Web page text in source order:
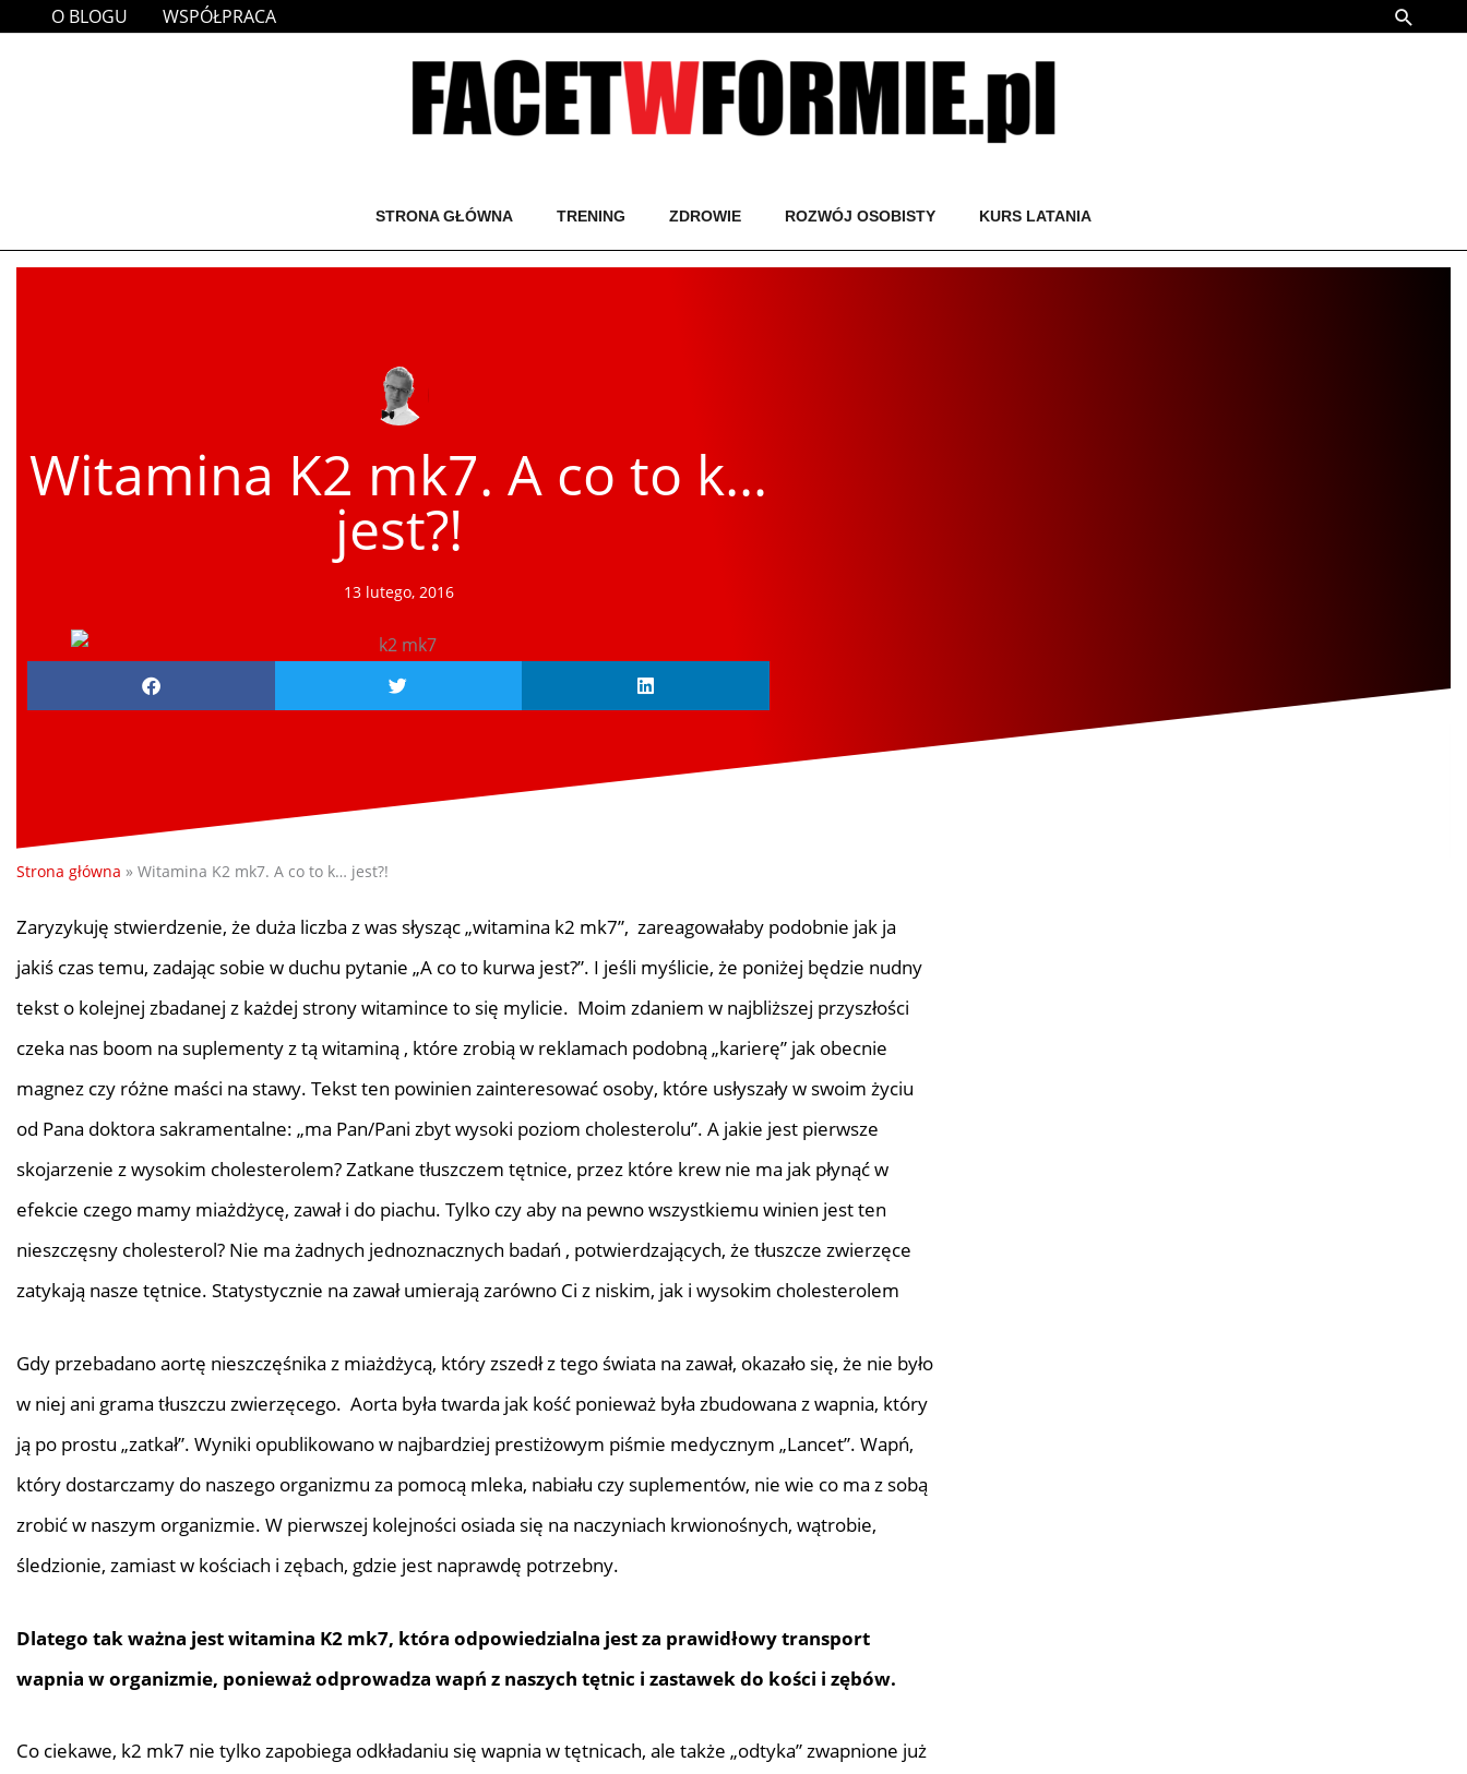
PrzejdźO BLOGU WSPÓŁPRACA
STRONA GŁÓWNA TRENING ZDROWIE ROZWÓJ OSOBISTY KURS LATANIA
Witamina K2 mk7. A co to k…
jest?!
13 lutego, 2016
Strona główna » Witamina K2 mk7. A co to k… jest?!
Zaryzykuję stwierdzenie, że duża liczba z was słysząc „witamina k2 mk7”, zareagowałaby podobnie jak ja
jakiś czas temu, zadając sobie w duchu pytanie „A co to kurwa jest?”. I jeśli myślicie, że poniżej będzie nudny
tekst o kolejnej zbadanej z każdej strony witamince to się mylicie. Moim zdaniem w najbliższej przyszłości
czeka nas boom na suplementy z tą witaminą , które zrobią w reklamach podobną „karierę” jak obecnie
magnez czy różne maści na stawy. Tekst ten powinien zainteresować osoby, które usłyszały w swoim życiu
od Pana doktora sakramentalne: „ma Pan/Pani zbyt wysoki poziom cholesterolu”. A jakie jest pierwsze
skojarzenie z wysokim cholesterolem? Zatkane tłuszczem tętnice, przez które krew nie ma jak płynąć w
efekcie czego mamy miażdżycę, zawał i do piachu. Tylko czy aby na pewno wszystkiemu winien jest ten
nieszczęsny cholesterol? Nie ma żadnych jednoznacznych badań , potwierdzających, że tłuszcze zwierzęce
zatykają nasze tętnice. Statystycznie na zawał umierają zarówno Ci z niskim, jak i wysokim cholesterolem
Gdy przebadano aortę nieszczęśnika z miażdżycą, który zszedł z tego świata na zawał, okazało się, że nie było
w niej ani grama tłuszczu zwierzęcego. Aorta była twarda jak kość ponieważ była zbudowana z wapnia, który
ją po prostu „zatkał”. Wyniki opublikowano w najbardziej prestiżowym piśmie medycznym „Lancet”. Wapń,
który dostarczamy do naszego organizmu za pomocą mleka, nabiału czy suplementów, nie wie co ma z sobą
zrobić w naszym organizmie. W pierwszej kolejności osiada się na naczyniach krwionośnych, wątrobie,
śledzionie, zamiast w kościach i zębach, gdzie jest naprawdę potrzebny.
Dlatego tak ważna jest witamina K2 mk7, która odpowiedzialna jest za prawidłowy transport
wapnia w organizmie, ponieważ odprowadza wapń z naszych tętnic i zastawek do kości i zębów.
Co ciekawe, k2 mk7 nie tylko zapobiega odkładaniu się wapnia w tętnicach, ale także „odtyka” zwapnione już